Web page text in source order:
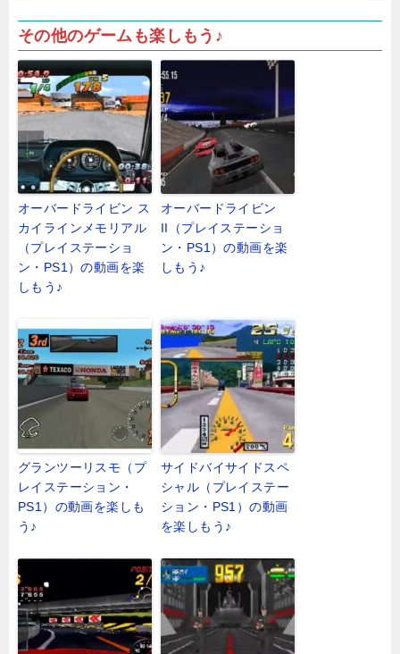
その他のゲームも楽しもう♪
オーバードライビン ス
カイラインメモリアル
（プレイステーショ
ン・PS1）の動画を楽
しもう♪
オーバードライビン
II（プレイステーショ
ン・PS1）の動画を楽
しもう♪
グランツーリスモ（プ
レイステーション・
PS1）の動画を楽しも
う♪
サイドバイサイドスペ
シャル（プレイステー
ション・PS1）の動画
を楽しもう♪